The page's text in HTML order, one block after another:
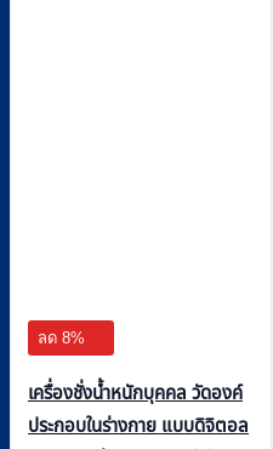
ลด 8%
เครื่องชั่งน้ำหนักบุคคล วัดองค์
ประกอบในร่างกาย แบบดิจิตอล